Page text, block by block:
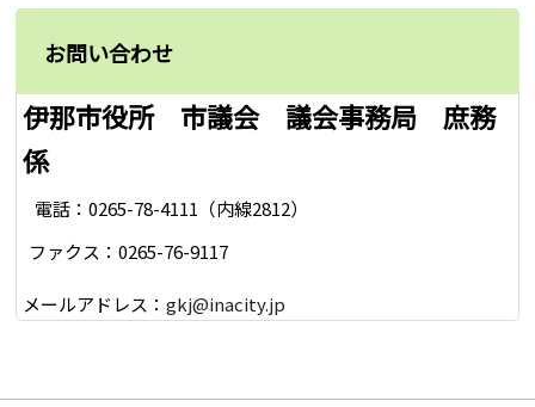
お問い合わせ
伊那市役所 市議会 議会事務局 庶務
係
電話：0265-78-4111（内線2812）
ファクス：0265-76-9117
メールアドレス：gkj@inacity.jp